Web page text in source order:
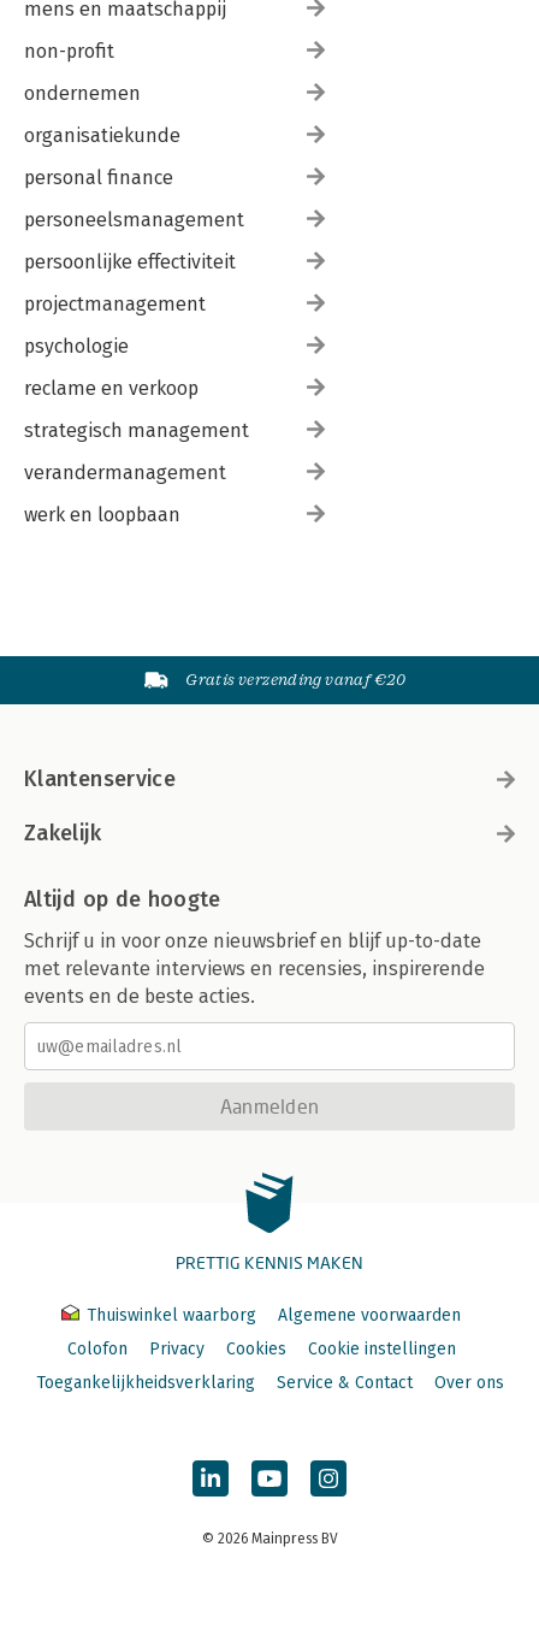
mens en maatschappij
non-profit
ondernemen
organisatiekunde
personal finance
personeelsmanagement
persoonlijke effectiviteit
projectmanagement
psychologie
reclame en verkoop
strategisch management
verandermanagement
werk en loopbaan
Gratis verzending vanaf €20
Klantenservice
Zakelijk
Altijd op de hoogte
Schrijf u in voor onze nieuwsbrief en blijf up-to-date
met relevante interviews en recensies, inspirerende
events en de beste acties.
Aanmelden
PRETTIG KENNIS MAKEN
Thuiswinkel waarborg
Algemene voorwaarden
Colofon
Privacy Cookies
Cookie instellingen
Toegankelijkheidsverklaring
Service & Contact Over ons
© 2026 Mainpress BV